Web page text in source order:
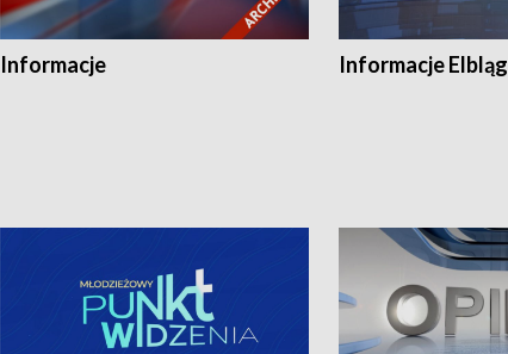
Informacje Informacje Elbląg